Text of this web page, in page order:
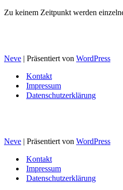
Zu keinem Zeitpunkt werden
Neve | Präsentiert von WordPress
Kontakt
Impressum
Datenschutzerklärung
Neve | Präsentiert von WordPress
Kontakt
Impressum
Datenschutzerklärung